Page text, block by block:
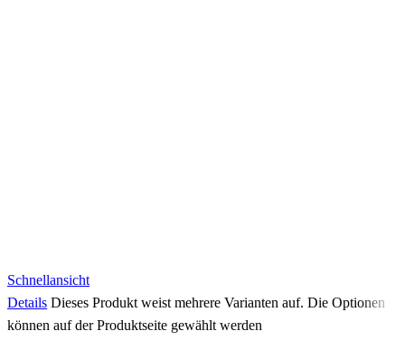
Schnellansicht
Details Dieses Produkt weist mehrere Varianten auf. Die Optionen
können auf der Produktseite gewählt werden